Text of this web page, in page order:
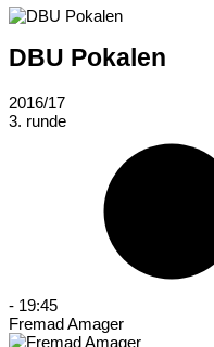
DBU Pokalen
2016/17
3. runde
- 19:45
Fremad Amager